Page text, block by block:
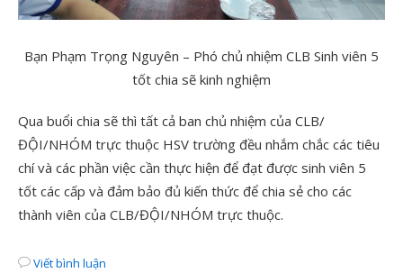
Bạn Phạm Trọng Nguyên – Phó chủ nhiệm CLB Sinh viên 5
tốt chia sẽ kinh nghiệm
Qua buổi chia sẽ thì tất cả ban chủ nhiệm của CLB/
ĐỘI/NHÓM trực thuộc HSV trường đều nhắm chắc các tiêu
chí và các phần việc cần thực hiện để đạt được sinh viên 5
tốt các cấp và đảm bảo đủ kiến thức để chia sẻ cho các
thành viên của CLB/ĐỘI/NHÓM trực thuộc.
Viết bình luận